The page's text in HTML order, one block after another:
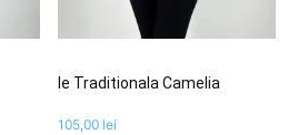
Ie Traditionala Camelia
105,00 lei